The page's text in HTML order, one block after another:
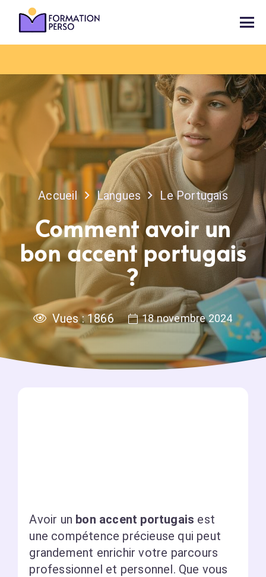
Accueil Langues Le Portugais
Comment avoir un
bon accent portugais
?
Vues :1866 18 novembre 2024
Avoir un bon accent portugais est
une compétence précieuse qui peut
grandement enrichir votre parcours
professionnel et personnel. Que vous